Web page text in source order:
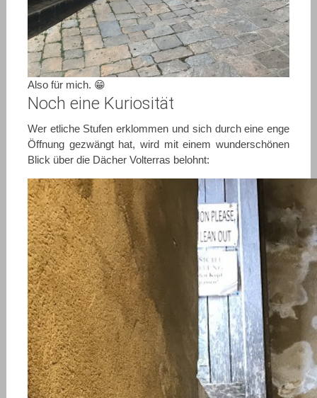
Also für mich. 😁
Noch eine Kuriosität
Wer etliche Stufen erklommen und sich durch eine enge
Öffnung gezwängt hat, wird mit einem wunderschönen
Blick über die Dächer Volterras belohnt: